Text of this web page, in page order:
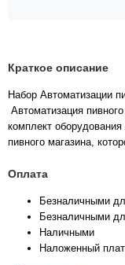
Краткое описание
Набор Автоматизации
Автоматизация
комплект
пивного магазина,
Оплата
Безналичными
Безналичными
Наличными
Наложенный